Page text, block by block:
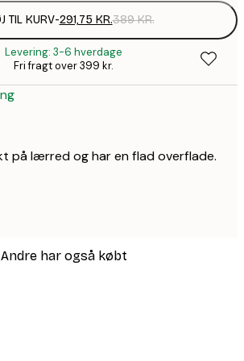
TIL KURV-291,75 KR.389 KR.
Levering: 3-6 hverdage
Fri fragt over 399 kr.
på lærred og har en flad overflade.
Andre har også købt